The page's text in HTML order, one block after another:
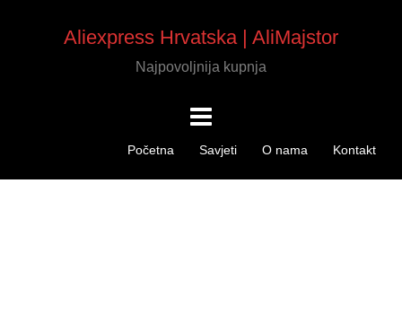
Aliexpress Hrvatska | AliMajstor
Najpovoljnija kupnja
Početna Savjeti O nama Kontakt